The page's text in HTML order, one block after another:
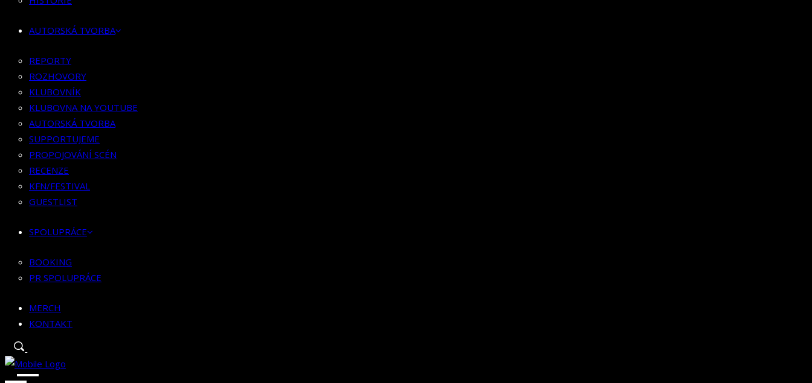
KLUBOVNA NA YOUTUBE
SUPPORTUJEME
PROPOJOVÁNÍ SCÉN
RECENZE
KFN/FESTIVAL
GUESTLIST
SPOLUPRÁCE
BOOKING
PR SPOLUPRÁCE
MERCH
AUTORSKÁ TVORBA
REPORTY
ROZHOVORY
KLUBOVNÍK
KLUBOVNA NA YOUTUBE
AUTORSKÁ TVORBA
SUPPORTUJEME
PROPOJOVÁNÍ SCÉN
RECENZE
KFN/FESTIVAL
GUESTLIST
SPOLUPRÁCE
BOOKING
PR SPOLUPRÁCE
MERCH
KONTAKT